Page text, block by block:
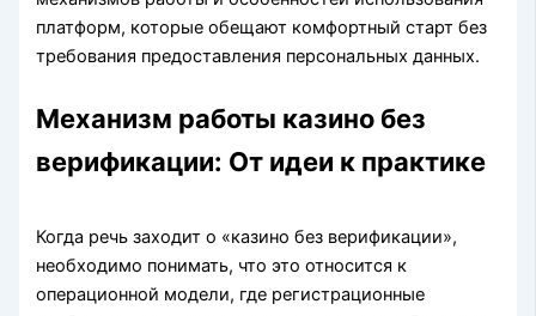
платформ, которые обещают комфортный старт без
требования предоставления персональных данных.
Механизм работы казино без
верификации: От идеи к практике
Когда речь заходит о «казино без верификации»,
необходимо понимать, что это относится к
операционной модели, где регистрационные